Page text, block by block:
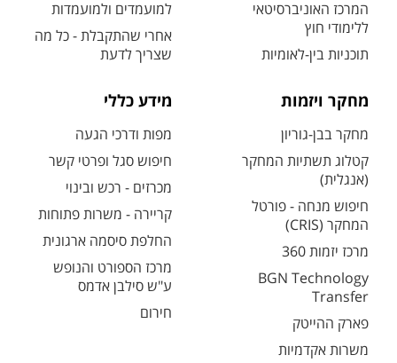
המרכז האוניברסיטאי
ללימודי חוץ
תוכניות בין-לאומיות
למועמדים ולמועמדות
אחרי שהתקבלת - כל מה
שצריך לדעת
מחקר ויזמות
מחקר בבן-גוריון
קטלוג תשתיות המחקר
(אנגלית)
חיפוש מנחה - פורטל
המחקר (CRIS)
מרכז יזמות 360
BGN Technology
Transfer
פארק ההייטק
משרות אקדמיות
מידע כללי
מפות ודרכי הגעה
חיפוש סגל ופרטי קשר
מכרזים - רכש ובינוי
קריירה - משרות פתוחות
החלפת סיסמה ארגונית
מרכז הספורט והנופש
ע"ש סילבן אדמס
חירום